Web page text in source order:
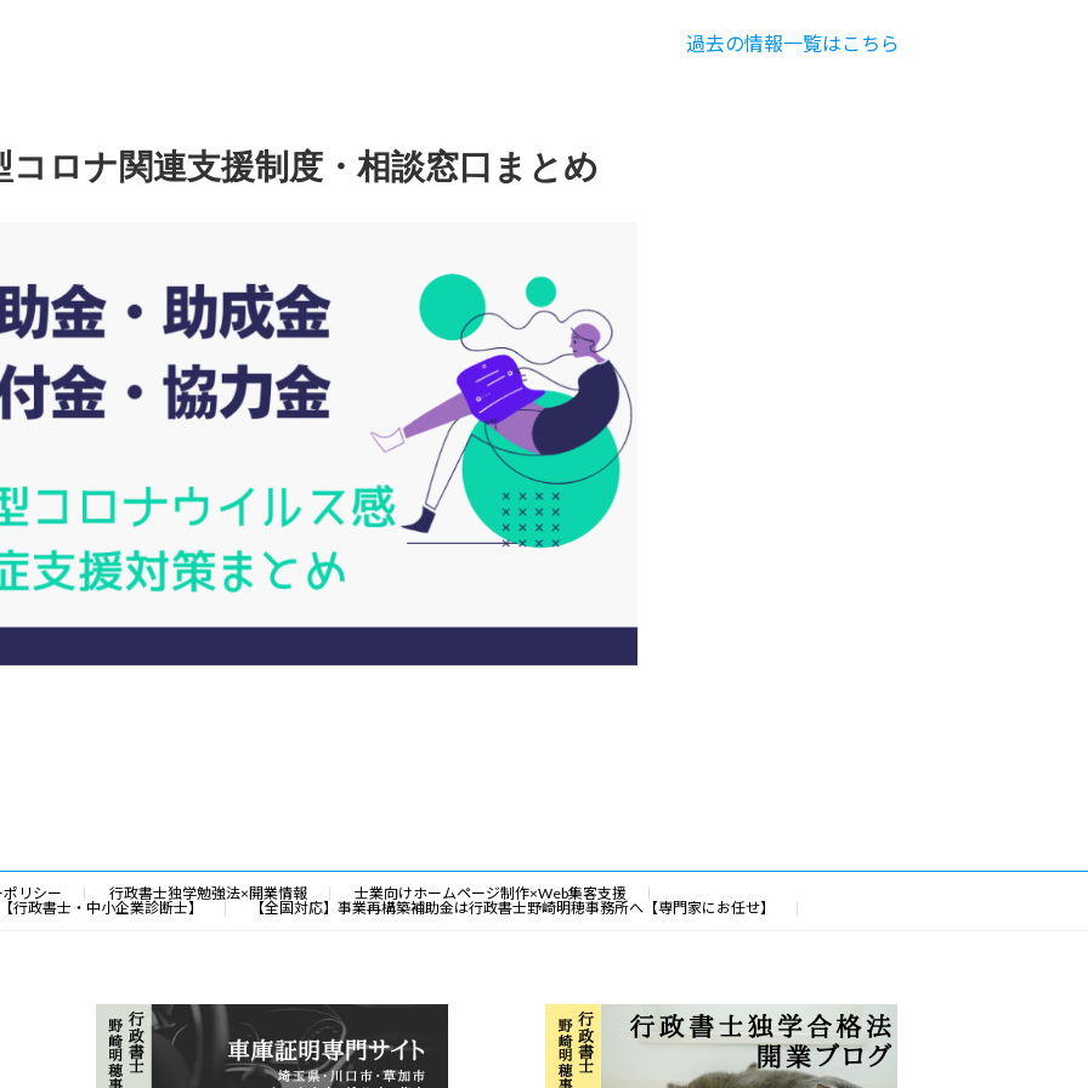
過去の情報一覧はこちら
コロナ関連支援制度・相談窓口まとめ
リシー 行政書士独学勉強法×開業情報
士業向けホームページ制作×Web集客支援
行政書士・中小企業診断士】
【全国対応】事業再構築補助金は行政書士野崎明穂事務所へ【専門家にお任せ】